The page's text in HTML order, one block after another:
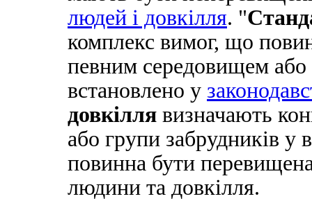
людей і довкілля. "
комплекс вимог, що
певним середовищем
встановлено у
довкілля визначають
або групи забрудників у
повинна бути
людини та довкілля.